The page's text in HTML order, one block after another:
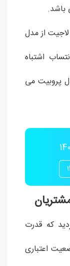
از مدل
اشتباه
پروبیت می
که قدرت
اعتباری